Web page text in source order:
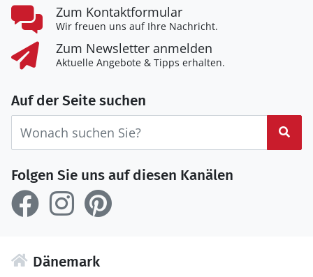
Zum Kontaktformular
Wir freuen uns auf Ihre Nachricht.
Zum Newsletter anmelden
Aktuelle Angebote & Tipps erhalten.
Auf der Seite suchen
Folgen Sie uns auf diesen Kanälen
Dänemark